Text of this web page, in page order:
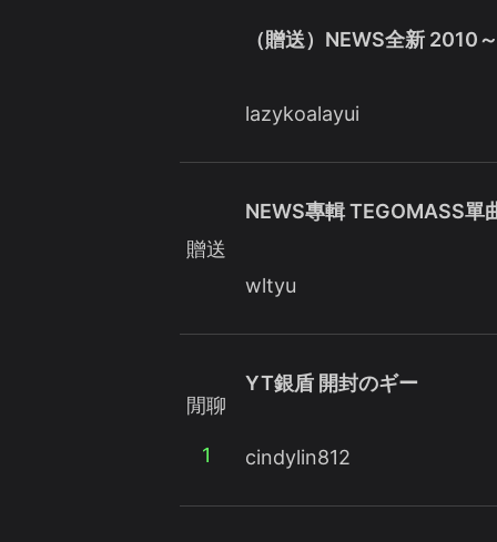
（贈送）NEWS全新 2010
lazykoalayui
贈送
NEWS專輯 TEGOMASS單
wltyu
閒聊
1
YT銀盾 開封のギー
cindylin812